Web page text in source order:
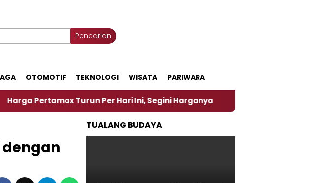
Pencarian
OTOMOTIF TEKNOLOGI WISATA PARIWARA
Turun Per Hari Ini, Segini Harganya ‎Nasirun Maestro Lukis Pemadu
dengan
TUALANG BUDAYA